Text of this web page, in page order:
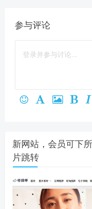
参与评论
新网站，会员可下
片跳转